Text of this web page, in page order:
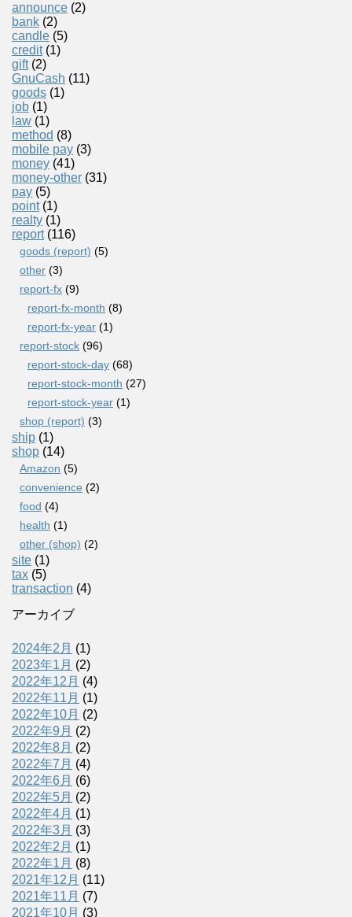
announce (2)
bank (2)
candle (5)
credit(1)
gift(2)
GnuCash (11)
goods (1)
job (1)
law (1)
method (8)
mobile pay (3)
money (41)
money-other (31)
pay (5)
point(1)
realty (1)
report(116)
goods (report) (5)
other (3)
report-fx (9)
report-fx-month (8)
report-fx-year (1)
report-stock (96)
report-stock-day (68)
report-stock-month (27)
report-stock-year (1)
shop (report) (3)
ship (1)
shop (14)
Amazon (5)
convenience (2)
food (4)
health (1)
other (shop) (2)
site (1)
tax (5)
transaction (4)
アーカイブ
2024年2月 (1)
2023年1月 (2)
2022年12月 (4)
2022年11月 (1)
2022年10月 (2)
2022年9月 (2)
2022年8月 (2)
2022年7月 (4)
2022年6月 (6)
2022年5月 (2)
2022年4月 (1)
2022年3月 (3)
2022年2月 (1)
2022年1月 (8)
2021年12月 (11)
2021年11月 (7)
2021年10月 (3)